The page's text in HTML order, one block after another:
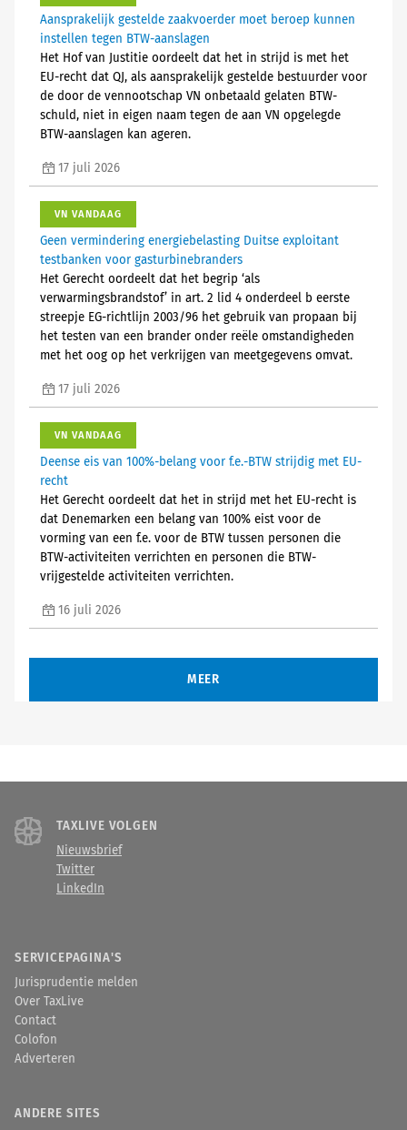
Aansprakelijk gestelde zaakvoerder moet beroep kunnen
instellen tegen BTW-aanslagen
Het Hof van Justitie oordeelt dat het in strijd is met het
EU-recht dat QJ, als aansprakelijk gestelde bestuurder voor
de door de vennootschap VN onbetaald gelaten BTW-
schuld, niet in eigen naam tegen de aan VN opgelegde
BTW-aanslagen kan ageren.
17 juli 2026
VN VANDAAG
Geen vermindering energiebelasting Duitse exploitant
testbanken voor gasturbinebranders
Het Gerecht oordeelt dat het begrip ‘als
verwarmingsbrandstof’ in art. 2 lid 4 onderdeel b eerste
streepje EG-richtlijn 2003/96 het gebruik van propaan bij
het testen van een brander onder reële omstandigheden
met het oog op het verkrijgen van meetgegevens omvat.
17 juli 2026
VN VANDAAG
Deense eis van 100%-belang voor f.e.-BTW strijdig met EU-
recht
Het Gerecht oordeelt dat het in strijd met het EU-recht is
dat Denemarken een belang van 100% eist voor de
vorming van een f.e. voor de BTW tussen personen die
BTW-activiteiten verrichten en personen die BTW-
vrijgestelde activiteiten verrichten.
16 juli 2026
MEER
TAXLIVE VOLGEN
Nieuwsbrief
Twitter
LinkedIn
SERVICEPAGINA'S
Jurisprudentie melden
Over TaxLive
Contact
Colofon
Adverteren
ANDERE SITES